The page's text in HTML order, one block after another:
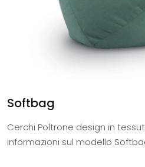
Softbag
Cerchi Poltrone design in
informazioni sul modello